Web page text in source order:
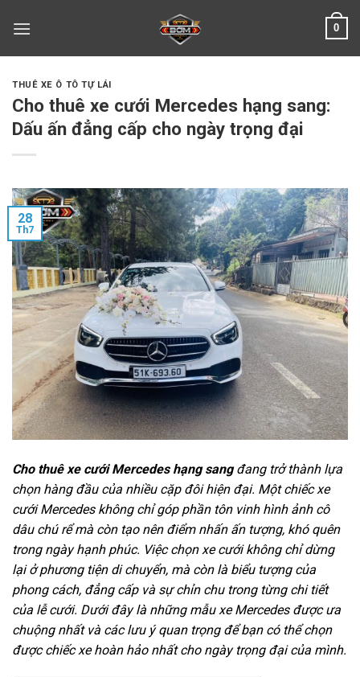
0
THUÊ XE Ô TÔ TỰ LÁI
Cho thuê xe cưới Mercedes hạng sang:
Dấu ấn đẳng cấp cho ngày trọng đại
28
Th7
Cho thuê xe cưới Mercedes hạng sangđang trở thành lựa
chọn hàng đầu của nhiều cặp đôi hiện đại. Một chiếc xe
cưới Mercedes không chỉ góp phần tôn vinh hình ảnh cô
dâu chú rể mà còn tạo nên điểm nhấn ấn tượng, khó quên
trong ngày hạnh phúc. Việc chọn xe cưới không chỉ dừng
lại ở phương tiện di chuyển, mà còn là biểu tượng của
phong cách, đẳng cấp và sự chỉn chu trong từng chi tiết
của lễ cưới. Dưới đây là những mẫu xe Mercedes được ưa
chuộng nhất và các lưu ý quan trọng để bạn có thể chọn
được chiếc xe hoàn hảo nhất cho ngày trọng đại của mình.